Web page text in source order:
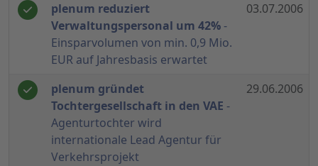
plenum reduziert
Verwaltungspersonal um 42%-
Einsparvolumen von min. 0,9 Mio.
EUR auf Jahresbasis erwartet
03.07.2006
plenum gründet
Tochtergesellschaft in den VAE -
Agenturtochter wird
internationale Lead Agentur für
Verkehrsprojekt
29.06.2006